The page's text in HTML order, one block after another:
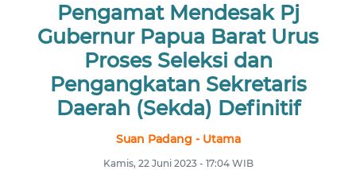
Pengamat Mendesak Pj
Gubernur Papua Barat Urus
Proses Seleksi dan
Pengangkatan Sekretaris
Daerah (Sekda) Definitif
Suan Padang - Utama
Kamis, 22 Juni 2023 - 17:04 WIB
UTAMA
NUSANTARA